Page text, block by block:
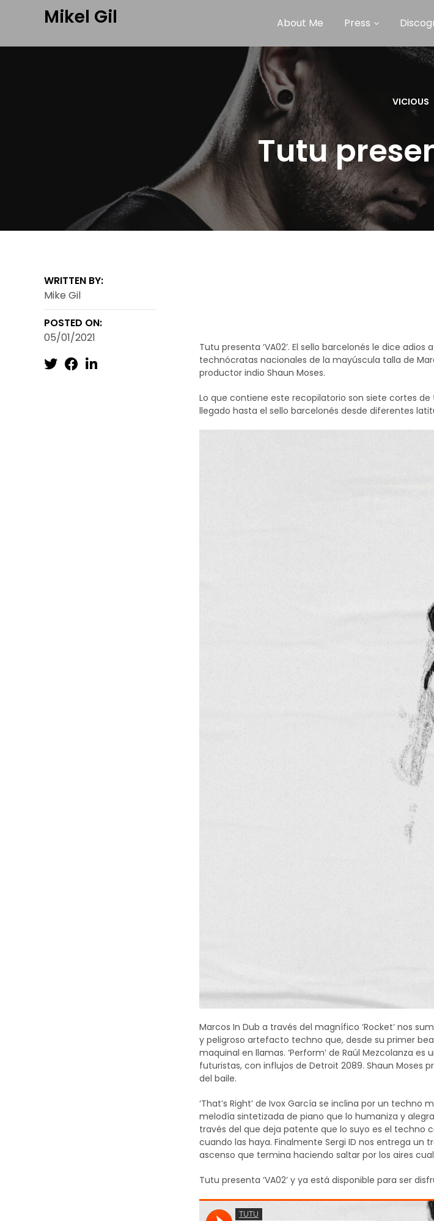
Mikel Gil About Me Press
VICIOUS
Tutu
Tutu presenta ‘VA02’. El sello barcelonés le dice
technócratas nacionales de la mayúscula talla de
productor indio Shaun Moses.
Lo que contiene este recopilatorio son siete cortes
llegado hasta el sello barcelonés desde diferentes
Marcos In Dub a través del magnífico ‘Rocket’ nos
y peligroso artefacto techno que, desde su primer
maquinal en llamas. ‘Perform’ de Raúl Mezcolanza
futuristas, con influjos de Detroit 2089. Shaun Moses
del baile.
‘That’s Right’ de Ivox García se inclina por un
melodía sintetizada de piano que lo humaniza y
través del que deja patente que lo suyo es el techno
cuando las haya. Finalmente Sergi ID nos entrega un
ascenso que termina haciendo saltar por los aires
Tutu presenta ‘VA02’ y ya está disponible para ser
WRITTEN BY:
Mike Gil
POSTED ON:
05/01/2021